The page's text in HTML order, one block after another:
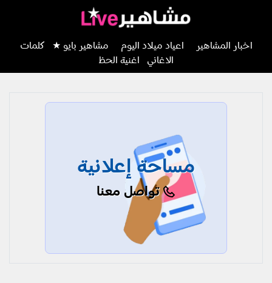
اخبار المشاهير اعياد ميلاد اليوم مشاهير بايو ★
كلمات
الاغاني
اغنية الحظ
مساحة إعلانية
تواصل معنا